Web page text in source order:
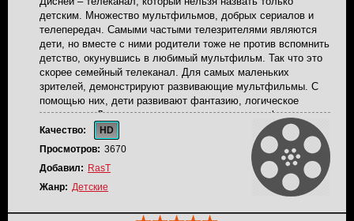
детским. Множество мультфильмов, добрых сериалов и
телепередач. Самыми частыми телезрителями являются
дети, но вместе с ними родители тоже не против вспомнить
детство, окунувшись в любимый мультфильм. Так что это
скорее семейный телеканал. Для самых маленьких
зрителей, демонстрируют развивающие мультфильмы. С
помощью них, дети развивают фантазию, логическое
мышление. Для деток постарше, помимо мультфильмов,
выпускают в эфир комедийные сериалы, и познавательные
или развлекательные телепередачи. В них можно узнать о
последних музыкальных новинках, премьерах новых
фильмов, и другие новости, которые могут заинтересовать
молодежь. Трансляция канала Disney вещается в прямом
Качество:
HD
Просмотров: 3670
Добавил: RasT
Жанр: Детские